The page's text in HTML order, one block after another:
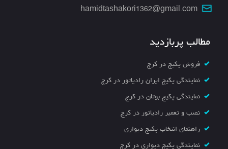
hamidtashakori1362@gmail.com
مطالب پربازدید
فروش پکیج در کرج
نمایندگی پکیج ایران رادیاتور در کرج
نمایندگی پکیج بوتان در کرج
نصب و تعمیر رادیاتور در کرج
راهنمای انتخاب پکیج دیواری
نمایندگی پکیج دیواری در کرج